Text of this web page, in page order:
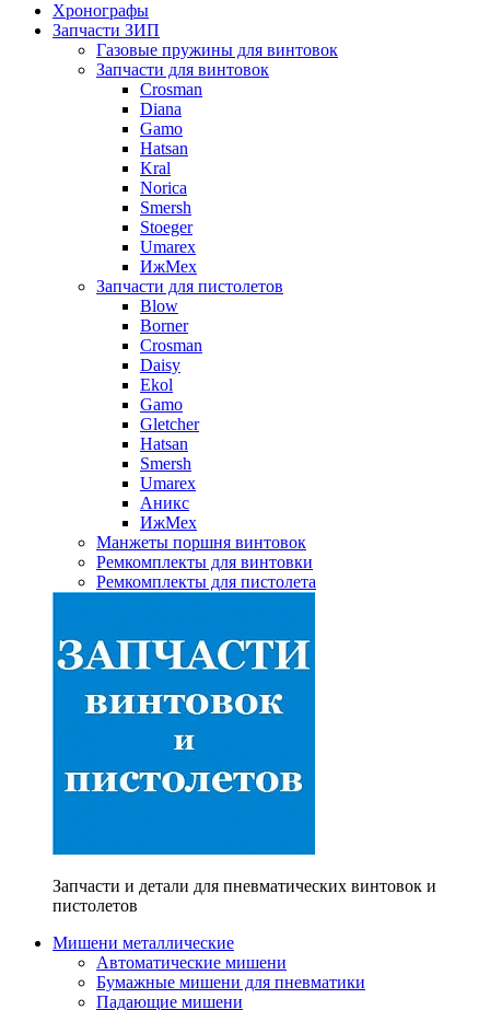
Хронографы
Запчасти ЗИП
Газовые пружины для винтовок
Запчасти для винтовок
Crosman
Diana
Gamo
Hatsan
Kral
Norica
Smersh
Stoeger
Umarex
ИжМех
Запчасти для пистолетов
Blow
Borner
Crosman
Daisy
Ekol
Gamo
Gletcher
Hatsan
Smersh
Umarex
Аникс
ИжМех
Манжеты поршня винтовок
Ремкомплекты для винтовки
Ремкомплекты для пистолета
Запчасти и детали для пневматических винтовок и
пистолетов
Мишени металлические
Автоматические мишени
Бумажные мишени для пневматики
Падающие мишени